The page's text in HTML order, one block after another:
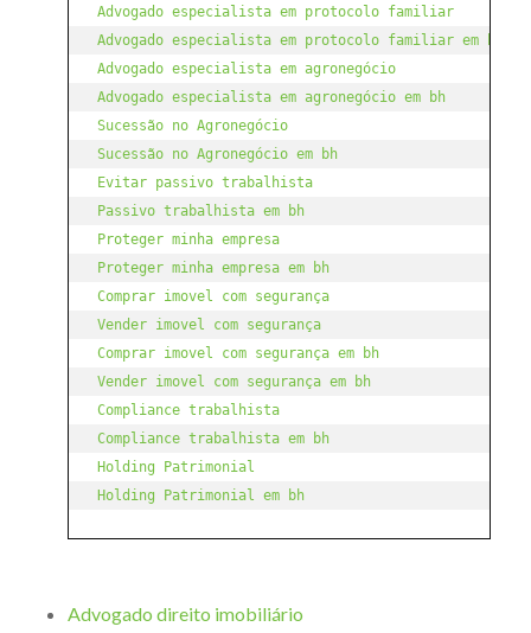
Advogado especialista em protocolo familiar
Advogado especialista em protocolo familiar em bh
Advogado especialista em agronegócio
Advogado especialista em agronegócio em bh
Sucessão no Agronegócio
Sucessão no Agronegócio em bh
Evitar passivo trabalhista
Passivo trabalhista em bh
Proteger minha empresa
Proteger minha empresa em bh
Comprar imovel com segurança
Vender imovel com segurança
Comprar imovel com segurança em bh
Vender imovel com segurança em bh
Compliance trabalhista
Compliance trabalhista em bh
Holding Patrimonial
Holding Patrimonial em bh
Advogado direito imobiliário